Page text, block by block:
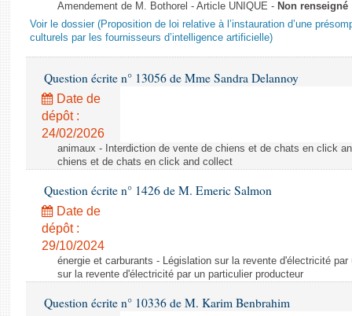
Amendement de M. Bothorel - Article UNIQUE - Non renseigné
Voir le dossier (Proposition de loi relative à l’instauration d’une
culturels par les fournisseurs d’intelligence artificielle)
Question écrite n° 13056 de Mme Sandra Delannoy
Date de
dépôt :
24/02/2026
animaux - Interdiction de vente de chiens et de chats en click
chiens et de chats en click and collect
Question écrite n° 1426 de M. Emeric Salmon
Date de
dépôt :
29/10/2024
énergie et carburants - Législation sur la revente d'électricité
sur la revente d'électricité par un particulier producteur
Question écrite n° 10336 de M. Karim Benbrahim